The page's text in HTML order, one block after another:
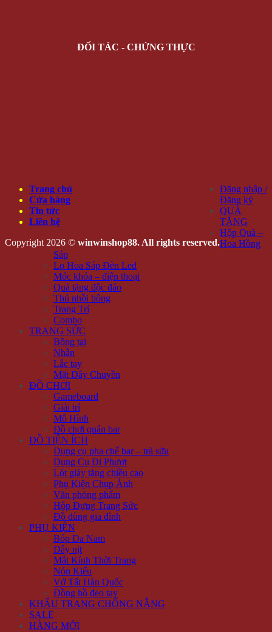
ĐỐI TÁC - CHỨNG THỰC
Trang chủ
Cửa hàng
Tin tức
Liên hệ
Copyright 2026 © winwinshop88. All rights reserved.
Đăng nhập /
Đăng ký
QUÀ
TẶNG
Hộp Quà –
Hoa Hồng
Sáp
Lọ Hoa Sáp Đèn Led
Móc khóa – điện thoại
Quà tặng độc đáo
Thú nhồi bông
Trang Trí
Combo
TRANG SỨC
Bông tai
Nhẫn
Lắc tay
Mặt Dây Chuyền
ĐỒ CHƠI
Gameboard
Giải trí
Mô Hình
Đồ chơi quán bar
ĐỒ TIỆN ÍCH
Dụng cụ pha chế bar – trà sữa
Dụng Cụ Đi Phượt
Lót giày tăng chiều cao
Phụ Kiện Chụp Ảnh
Văn phòng phẩm
Hộp Đựng Trang Sức
Đồ dùng gia đình
PHỤ KIỆN
Bóp Da Nam
Dây nịt
Mắt Kính Thời Trang
Nón Kiểu
Vớ Tất Hàn Quốc
Đồng hồ đeo tay
KHẨU TRANG CHỐNG NẮNG
SALE
HÀNG MỚI